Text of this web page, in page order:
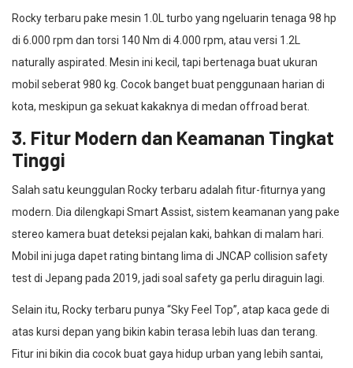
Rocky terbaru pake mesin 1.0L turbo yang ngeluarin tenaga 98 hp
di 6.000 rpm dan torsi 140 Nm di 4.000 rpm, atau versi 1.2L
naturally aspirated. Mesin ini kecil, tapi bertenaga buat ukuran
mobil seberat 980 kg. Cocok banget buat penggunaan harian di
kota, meskipun ga sekuat kakaknya di medan offroad berat.
3. Fitur Modern dan Keamanan Tingkat
Tinggi
Salah satu keunggulan Rocky terbaru adalah fitur-fiturnya yang
modern. Dia dilengkapi Smart Assist, sistem keamanan yang pake
stereo kamera buat deteksi pejalan kaki, bahkan di malam hari.
Mobil ini juga dapet rating bintang lima di JNCAP collision safety
test di Jepang pada 2019, jadi soal safety ga perlu diraguin lagi.
Selain itu, Rocky terbaru punya “Sky Feel Top”, atap kaca gede di
atas kursi depan yang bikin kabin terasa lebih luas dan terang.
Fitur ini bikin dia cocok buat gaya hidup urban yang lebih santai,